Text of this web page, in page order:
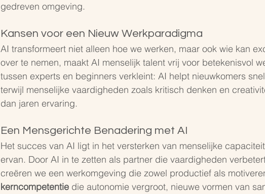
gedreven omgeving.
Kansen voor een Nieuw Werkparadigma
AI transformeert niet alleen hoe we werken, maar ook wie kan
over te nemen, maakt AI menselijk talent vrij voor betekenisvol
tussen experts en beginners verkleint: AI helpt nieuwkomers
terwijl menselijke vaardigheden zoals kritisch denken en
dan jaren ervaring.
Een Mensgerichte Benadering met AI
Het succes van AI ligt in het versterken van menselijke
ervan. Door AI in te zetten als partner die vaardigheden
creëren we een werkomgeving die zowel productief als
kerncompetentie die autonomie vergroot, nieuwe vormen van